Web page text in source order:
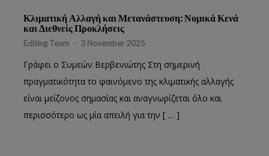
Κλιματική Αλλαγή και Μετανάστευση: Νομικά Κενά
και Διεθνείς Προκλήσεις
Editing Team - 3 November 2025
Γράφει ο Συμεών Βερβενιώτης Στη σημερινή
πραγματικότητα το φαινόμενο της κλιματικής αλλαγής
είναι μείζονος σημασίας και αναγνωρίζεται όλο και
περισσότερο ως μία απειλή για την [ … ]